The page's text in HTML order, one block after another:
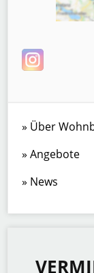
Über
Angebote
News